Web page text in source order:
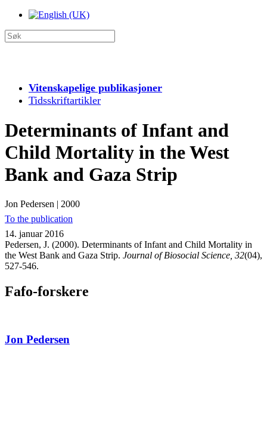
Vitenskapelige publikasjoner
Tidsskriftartikler
Determinants of Infant and
Child Mortality in the West
Bank and Gaza Strip
Jon Pedersen | 2000
To the publication
14. januar 2016
Pedersen, J. (2000). Determinants of Infant and Child Mortality in
the West Bank and Gaza Strip. Journal of Biosocial Science, 32(04),
527-546.
Fafo-forskere
Jon Pedersen